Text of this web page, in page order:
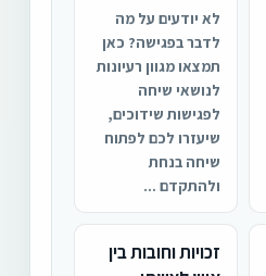
לא יודעים על מה
לדבר בפגישה? כאן
תמצאו מגוון רעיונות
לנושאי שיחה
לפגישות שידוכים,
שיעזרו לכם לפתוח
שיחה בנחת
ולהתקדם ...
זכויות וחובות בין